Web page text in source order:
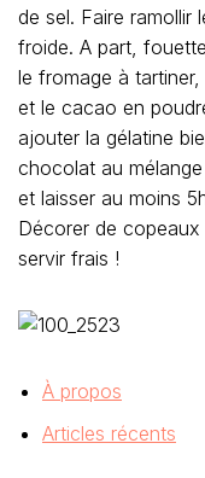
de sel. Faire ramollir
froide. A part,
le fromage à tartiner,
et le cacao en
ajouter la gélatine
chocolat au
et laisser au moins
Décorer de
servir frais !
À propos
Articles récents